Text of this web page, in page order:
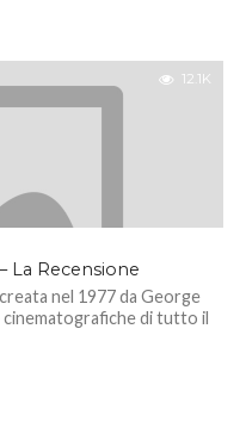
12.1K
La Recensione
nel 1977 da George
cinematografiche di tutto il